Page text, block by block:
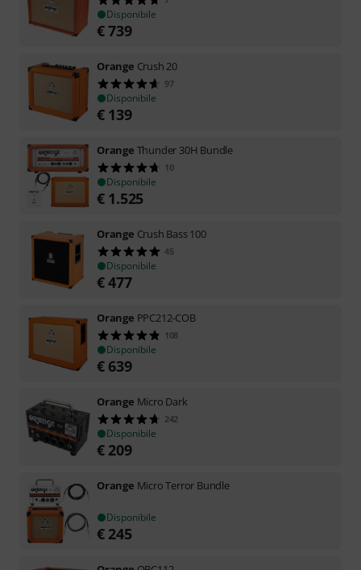
Disponibile
€739
Orange Crush 20
97
Disponibile
€ 139
Orange Thunder 30H Bundle
10
Disponibile
€ 1.525
Orange Crush Bass 100
45
Disponibile
€477
Orange PPC212-COB
108
Disponibile
€ 639
Orange Micro Dark
242
Disponibile
€ 209
Orange Micro Terror Bundle
Disponibile
€ 245